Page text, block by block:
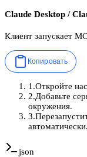
Claude Desktop /
Клиент запускает
Копировать
1 .Откройте
2.Добавьте
окружения.
3.
автоматически.
json